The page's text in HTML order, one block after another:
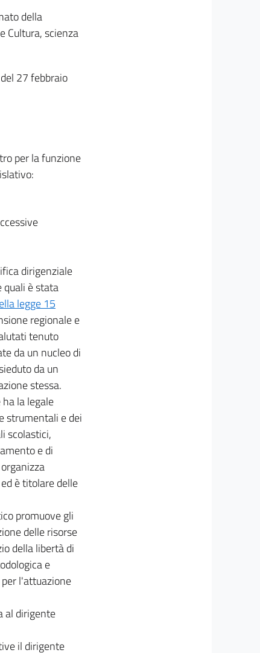
della
Cultura, scienza
27 febbraio
per la funzione
dirigenziale
quali è stata
legge 15
regionale e
tenuto
da un nucleo di
da un
stessa.
la legale
strumentali e dei
scolastici,
e di
è titolare delle
promuove gli
delle risorse
della libertà di
e
l'attuazione
al dirigente
il dirigente